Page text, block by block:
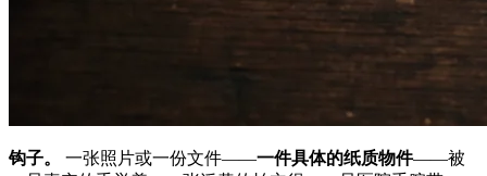
钩子。 一张照片或一份文件——一件具体的纸质物件——被